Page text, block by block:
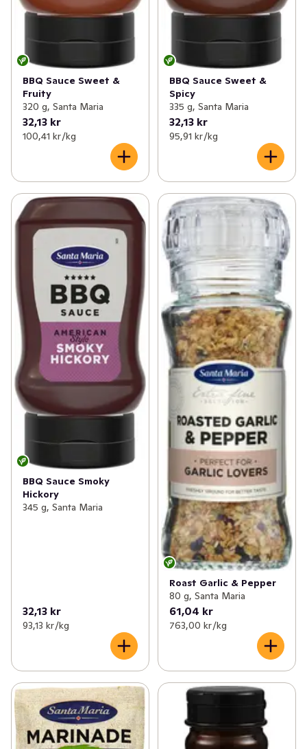
BBQ Sauce Sweet &
Fruity
320 g, Santa Maria
32,13 kr
100,41 kr /kg
BBQ Sauce Sweet &
Spicy
335 g, Santa Maria
32,13 kr
95,91 kr /kg
BBQ Sauce Smoky
Hickory
345 g, Santa Maria
32,13 kr
93,13 kr /kg
Roast Garlic & Pepper
80 g, Santa Maria
61,04 kr
763,00 kr /kg